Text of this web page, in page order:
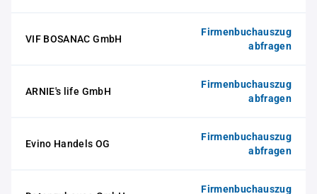
VIF BOSANAC GmbH
Firmenbuchauszug
abfragen
ARNIE's life GmbH
Firmenbuchauszug
abfragen
Evino Handels OG
Firmenbuchauszug
abfragen
Firmenbuchauszug